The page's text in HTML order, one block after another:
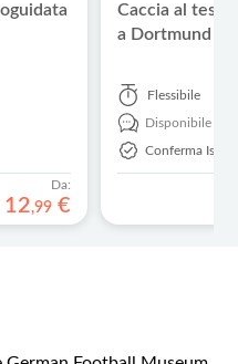
Da:
12,99 €
Caccia al
a Dortmund
Flessibile
Disponibile in:
Conferma